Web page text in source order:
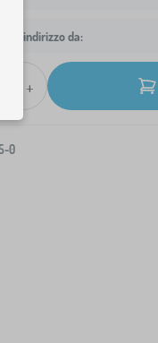
tuo indirizzo da:
+
0